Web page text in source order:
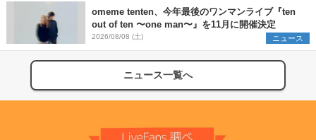
omeme tenten、今年最後のワンマンライブ『ten
out of ten 〜one man〜』を11月に開催決定
2026/08/08 (土) ニュース
ニュース一覧へ